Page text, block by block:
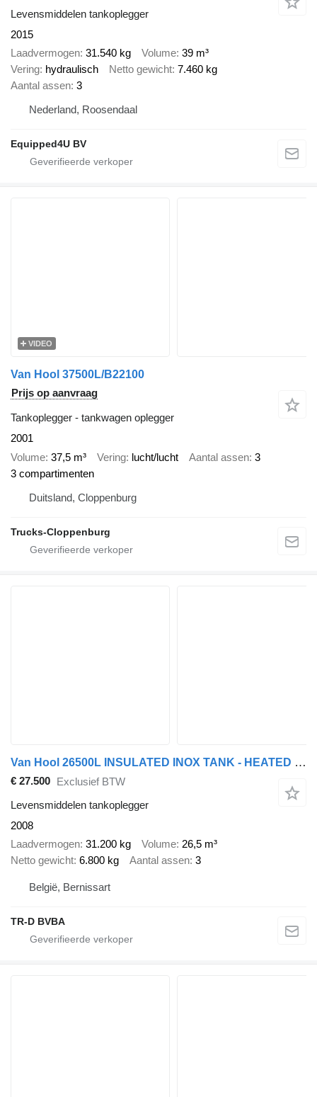
Levensmiddelen tankoplegger
2015
Laadvermogen 31.540 kg Volume 39 m³
Vering hydraulisch Netto gewicht 7.460 kg
Aantal assen 3
Nederland, Roosendaal
Equipped4U BV
VIDEO
Van Hool 37500L/B22100
Prijs op aanvraag
Tankoplegger - tankwagen oplegger
2001
Volume 37,5 m³ Vering lucht/lucht Aantal assen 3
3 compartimenten
Duitsland, Cloppenburg
Trucks-Cloppenburg
Van Hool 26500L INSULATED INOX TANK - HEATED - 120 °C 18BAR MAX W PRES
€ 27.500 Exclusief BTW
Levensmiddelen tankoplegger
2008
Laadvermogen 31.200 kg Volume 26,5 m³
Netto gewicht 6.800 kg Aantal assen 3
België, Bernissart
TR-D BVBA